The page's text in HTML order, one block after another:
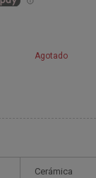
Agotado
Cerámica